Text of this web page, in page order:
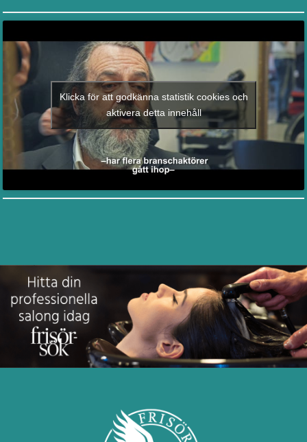
Klicka för att godkänna statistik cookies och
aktivera detta innehåll